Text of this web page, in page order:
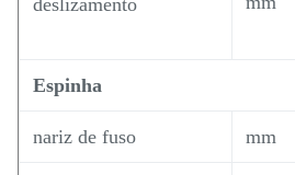
Espinha
nariz de fuso mm